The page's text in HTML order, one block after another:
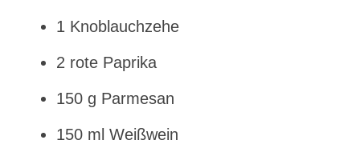
1 Knoblauchzehe
2 rote Paprika
150 g Parmesan
150 ml Weißwein